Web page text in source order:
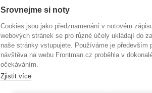
Srovnejme si noty
Cookies jsou jako předznamenání v notovém
webových stránek se pro různé účely ukládají do
naše stránky vstupujete. Používáme je především
návštěva na webu Frontman.cz proběhla v
očekáváním.
Zjistit více